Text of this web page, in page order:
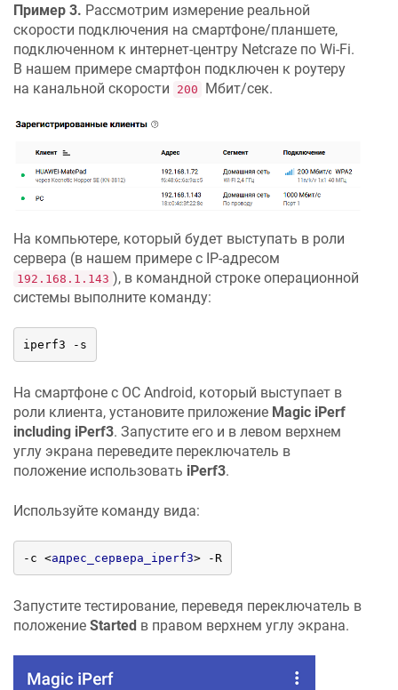
Пример 3. Рассмотрим измерение реальной
скорости подключения на смартфоне/планшете,
подключенном к интернет-центру Netcraze по Wi-Fi.
В нашем примере смартфон подключен к роутеру
на канальной скорости
200 Мбит/сек.
На компьютере, который будет выступать в роли
сервера (в нашем примере с IP-адресом
192.168.1.143 ), в командной строке операционной
системы выполните команду:
iperf3 -s
На смартфоне с ОС Android, который выступает в
роли клиента, установите приложение Magic iPerf
including iPerf3. Запустите его и в левом верхнем
углу экрана переведите переключатель в
положение использовать iPerf3.
Используйте команду вида:
‑c <адрес_сервера_iperf3> -R
Запустите тестирование, переведя переключатель в
положение Started в правом верхнем углу экрана.